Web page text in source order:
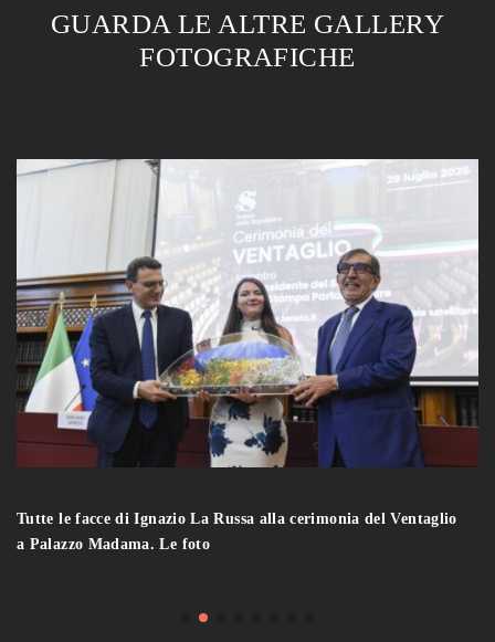
GUARDA LE ALTRE GALLERY
FOTOGRAFICHE
Tutte le facce di Ignazio La Russa alla cerimonia del Ventaglio
a Palazzo Madama. Le foto